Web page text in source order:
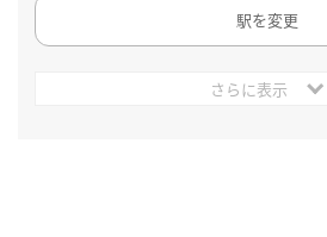
駅を変更
さらに表示